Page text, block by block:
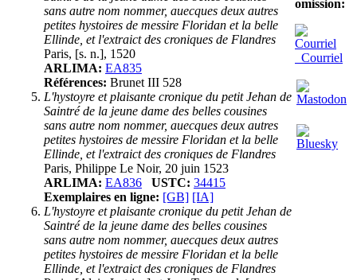
sans autre nom nommer, auecques deux autres
petites hystoires de messire Floridan et la belle
Ellinde, et l'extraict des croniques de Flandres
Paris, [s. n.], 1520
ARLIMA: EA835
Références: Brunet III 528
L'hystoyre et plaisante cronique du petit Jehan de
Saintré de la jeune dame des belles cousines
sans autre nom nommer, auecques deux autres
petites hystoires de messire Floridan et la belle
Ellinde, et l'extraict des croniques de Flandres
Paris, Philippe Le Noir, 20 juin 1523
ARLIMA: EA836 USTC: 34415
Exemplaires en ligne: [GB] [IA]
L'hystoyre et plaisante cronique du petit Jehan de
Saintré de la jeune dame des belles cousines
sans autre nom nommer, auecques deux autres
petites hystoires de messire Floridan et la belle
Ellinde, et l'extraict des croniques de Flandres
omission:
Courriel